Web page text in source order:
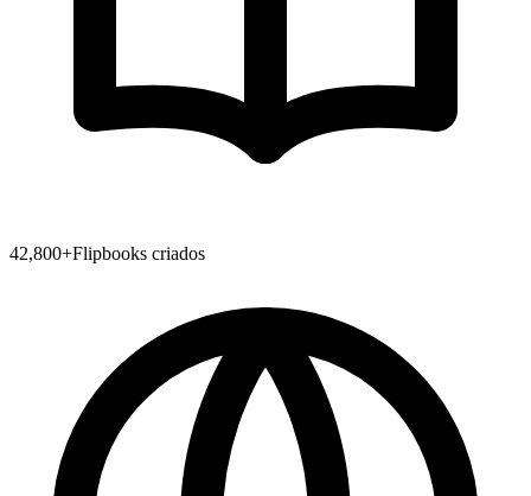
42,800+Flipbooks criados